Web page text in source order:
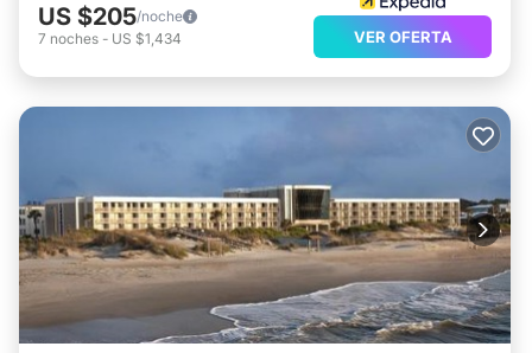
US $205/noche
7 noches - US $1,434 VER OFERTA